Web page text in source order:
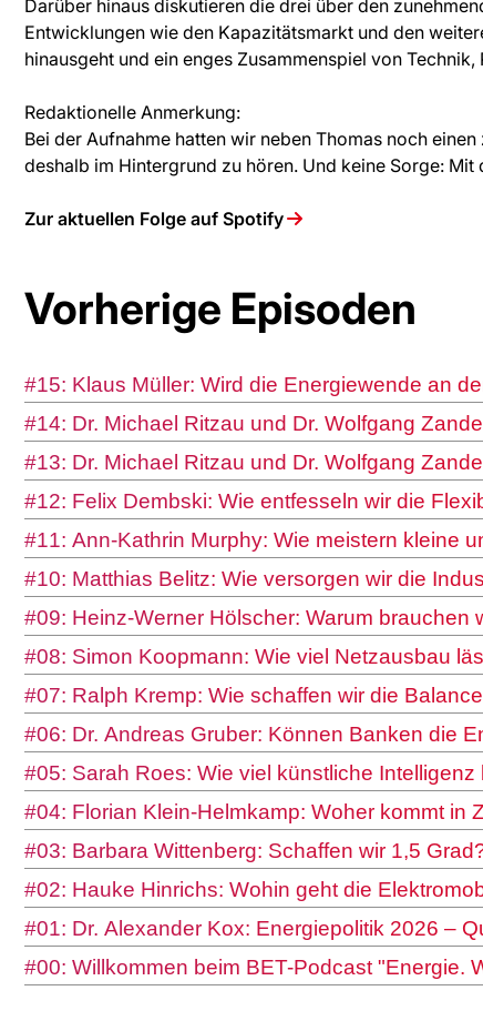
Darüber hinaus diskutieren die drei über den
Entwicklungen wie den Kapazitätsmarkt und den
hinausgeht und ein enges Zusammenspiel von
Redaktionelle Anmerkung:
Bei der Aufnahme hatten wir neben Thomas noch
deshalb im Hintergrund zu hören. Und keine Sorge:
Zur aktuellen Folge auf Spotify
Vorherige Episoden
#15: Klaus Müller: Wird die Energiewende an
#14: Dr. Michael Ritzau und Dr. Wolfgang
#13: Dr. Michael Ritzau und Dr. Wolfgang
#12: Felix Dembski: Wie entfesseln wir die
#11: Ann-Kathrin Murphy: Wie meistern kleine
#10: Matthias Belitz: Wie versorgen wir die
#09: Heinz-Werner Hölscher: Warum brauchen
#08: Simon Koopmann: Wie viel Netzausbau
#07: Ralph Kremp: Wie schaffen wir die
#06: Dr. Andreas Gruber: Können Banken die
#05: Sarah Roes: Wie viel künstliche
#04: Florian Klein-Helmkamp: Woher kommt in
#03: Barbara Wittenberg: Schaffen wir 1,5
#02: Hauke Hinrichs: Wohin geht die
#01: Dr. Alexander Kox: Energiepolitik 2026 –
#00: Willkommen beim BET-Podcast "Energie.